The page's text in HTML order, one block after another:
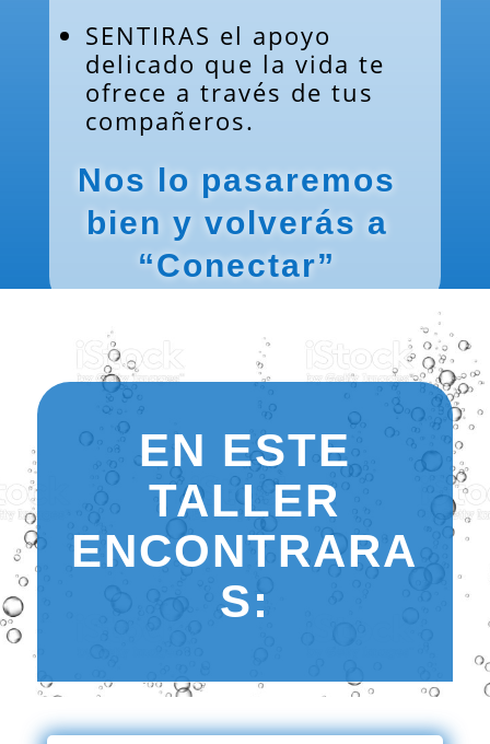
SENTIRAS el apoyo
delicado que la vida te
ofrece a través de tus
compañeros.
Nos lo pasaremos
bien y volverás a
“Conectar”
EN ESTE
TALLER
ENCONTRARA
S: